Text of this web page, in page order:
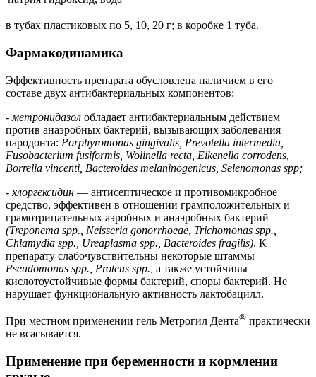
в тубах пластиковых по 5, 10, 20 г; в коробке 1 туба.
Фармакодинамика
Эффективность препарата обусловлена наличием в его
составе двух антибактериальных компонентов:
- метронидазол обладает антибактериальным действием
против анаэробных бактерий, вызывающих заболевания
пародонта: Porphyromonas gingivalis, Prevotella intermedia,
Fusobacterium fusiformis, Wolinella recta, Eikenella corrodens,
Borrelia vincenti, Bacteroides melaninogenicus, Selenomonas spp;
- хлоргексидин — антисептическое и противомикробное
средство, эффективен в отношении грамположительных и
грамотрицательных аэробных и анаэробных бактерий
(Treponema spp., Neisseria gonorrhoeae, Trichomonas spp.,
Chlamydia spp., Ureaplasma spp., Bacteroides fragilis). К
препарату слабочувствительны некоторые штаммы
Pseudomonas spp., Proteus spp., а также устойчивы
кислотоустойчивые формы бактерий, споры бактерий. Не
нарушает функциональную активность лактобацилл.
При местном применении гель Метрогил Дента® практически
не всасывается.
Применение при беременности и кормлении